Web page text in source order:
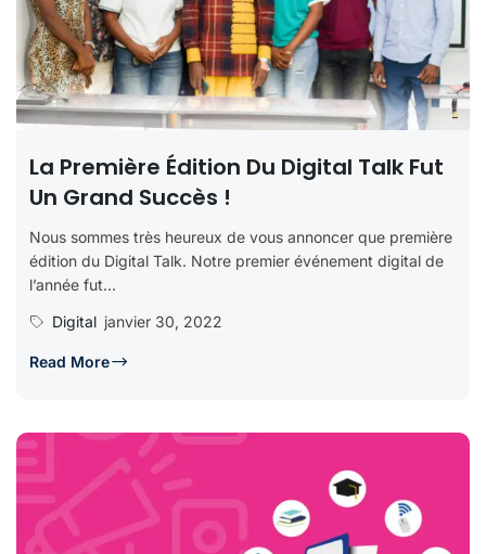
La Première Édition Du Digital Talk Fut
Un Grand Succès !
Nous sommes très heureux de vous annoncer que première
édition du Digital Talk. Notre premier événement digital de
l’année fut...
Digital janvier 30, 2022
Read More